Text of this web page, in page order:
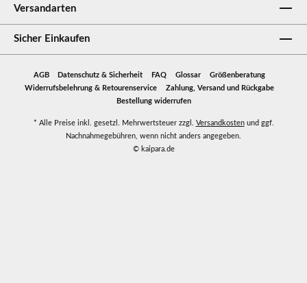
Versandarten
Sicher Einkaufen
AGB Datenschutz & Sicherheit FAQ Glossar
Größenberatung
Widerrufsbelehrung & Retourenservice
Zahlung, Versand und Rückgabe
Bestellung widerrufen
* Alle Preise inkl. gesetzl. Mehrwertsteuer zzgl. Versandkostenund ggf.
Nachnahmegebühren, wenn nicht anders angegeben.
© kaipara.de